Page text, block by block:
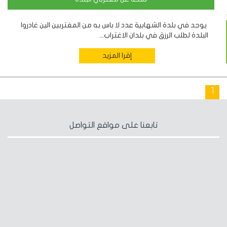
يوجد في بلدة الشهابية عدد لا باس به من المغتربين الين غادروا
البلدة لطلب الرزق في بلدان الاغتراب...
إقرا المزيد
1
تابعنا على مواقع التواصل